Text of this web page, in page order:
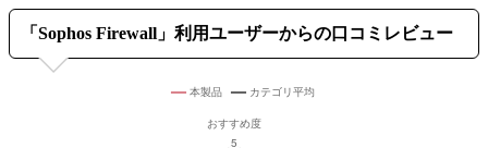
「 Sophos Firewall 」利用ユーザーからの口コミレビュー